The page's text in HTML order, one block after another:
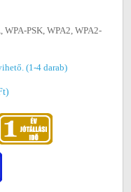
PSK, WPA2, WPA2-
(1-4 darab)